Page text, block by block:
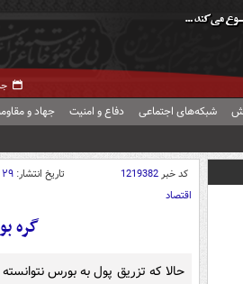
شبکه‌های اجتماعی دفاع و امنیت جهاد و
کد خبر1219382 تاریخ انتشار: ۲۹ اردیبهشت ۱۴۰۰ - ۰۸:۴۱
اقتصاد
گره
حالا که تزریق پول به بورس